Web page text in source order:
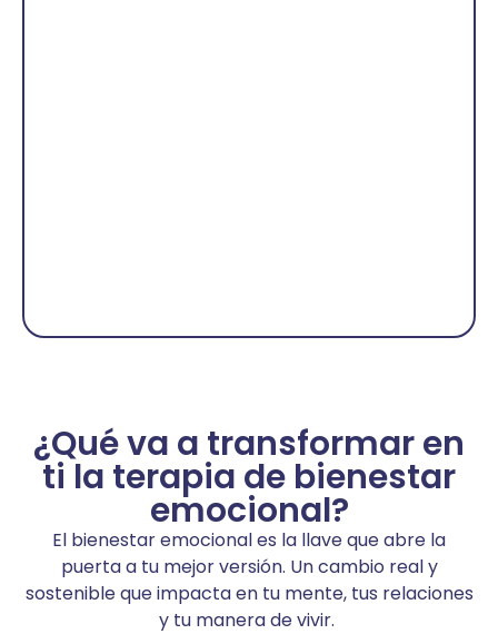
¿Qué va a transformar en
ti la terapia de bienestar
emocional?
El bienestar emocional es la llave que abre la
puerta a tu mejor versión. Un cambio real y
sostenible que impacta en tu mente, tus relaciones
y tu manera de vivir.